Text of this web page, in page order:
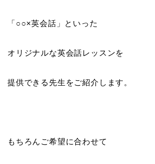
「○○×英会話」といった
オリジナルな英会話レッスンを
提供できる先生をご紹介します。
もちろんご希望に合わせて